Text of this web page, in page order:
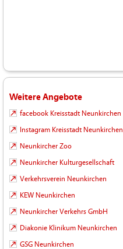
Weitere Angebote
facebook Kreisstadt Neunkirchen
Instagram Kreisstadt Neunkirchen
Neunkircher Zoo
Neunkircher Kulturgesellschaft
Verkehrsverein Neunkirchen
KEW Neunkirchen
Neunkircher Verkehrs GmbH
Diakonie Klinikum Neunkirchen
GSG Neunkirchen